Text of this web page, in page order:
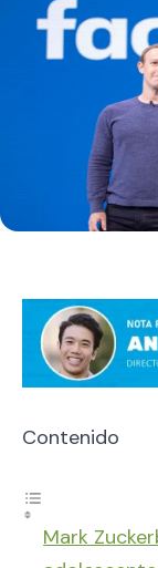
Contenido
Mark